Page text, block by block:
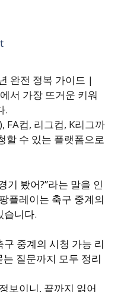
완전 정복 가이드 |
서 가장 뜨거운 키워
.
FA컵, 리그컵, K리그까
할 수 있는 플랫폼으로
기 봤어?”라는 말을 인
플레이는 축구 중계의
습니다.
중계의 시청 가능 리
질문까지 모두 정리
보이니, 끝까지 읽어